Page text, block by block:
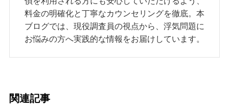
料金の明確化と丁寧なカウンセリングを徹底。本
ブログでは、現役調査員の視点から、浮気問題に
お悩みの方へ実践的な情報をお届けしています。
関連記事